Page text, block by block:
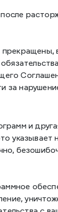
прекращены,
за
и
указывает